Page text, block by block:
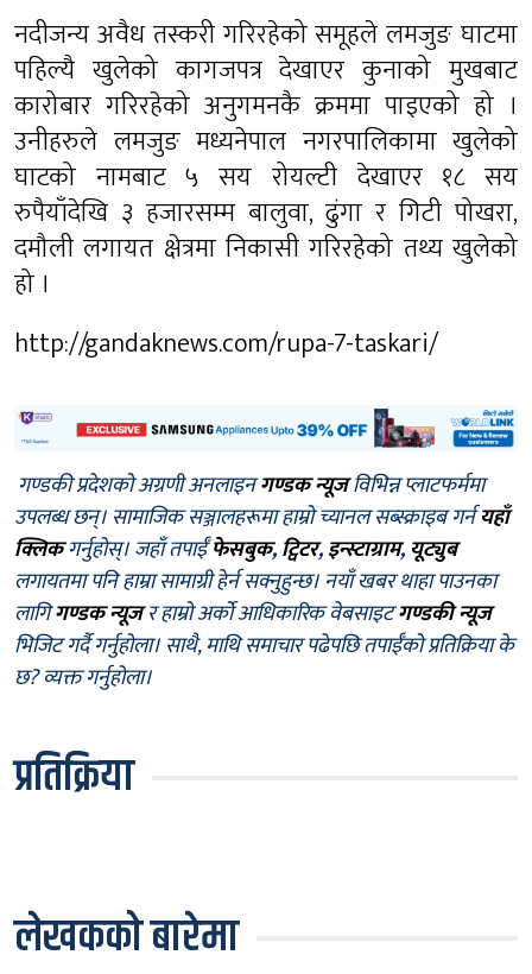
नदीजन्य अवैध तस्करी गरिरहेको समूहले लमजुङ घाटमा
पहिल्यै खुलेको कागजपत्र देखाएर कुनाको मुखबाट
कारोबार गरिरहेको अनुगमनकै क्रममा पाइएको हो ।
उनीहरुले लमजुङ मध्यनेपाल नगरपालिकामा खुलेको
घाटको नामबाट ५ सय रोयल्टी देखाएर १८ सय
रुपैयाँदेखि ३ हजारसम्म बालुवा, ढुंगा र गिटी पोखरा,
दमौली लगायत क्षेत्रमा निकासी गरिरहेको तथ्य खुलेको
हो ।
http://gandaknews.com/rupa-7-taskari/
गण्डकी प्रदेशको अग्रणी अनलाइनगण्डक न्यूजविभिन्न प्लाटफर्ममा
उपलब्ध छन्। सामाजिक सञ्जालहरूमा हाम्रो च्यानल सब्स्क्राइब गर्नयहाँ
क्लिकगर्नुहोस्। जहाँ तपाईँफेसबुक,ट्विटर,इन्स्टाग्राम, यूट्युब
लगायतमा पनि हाम्रा सामाग्री हेर्न सक्नुहुन्छ। नयाँ खबर थाहा पाउनका
लागिगण्डक न्यूजर हाम्रो अर्को आधिकारिक वेबसाइटगण्डकी न्यूज
भिजिट गर्दै गर्नुहोला। साथै, माथि समाचार पढेपछि तपाईँको प्रतिक्रिया के
छ? व्यक्त गर्नुहोला।
प्रतिक्रिया
लेखकको बारेमा